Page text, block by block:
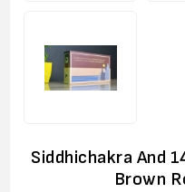
Siddhichakra And
Brown